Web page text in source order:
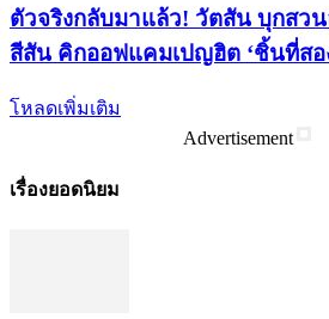
ตัวจริงกลับมาแล้ว! วัตสัน บุกสว
สีสัน คิกออฟแคมเปญฮิต ‘ชิ้นที่สอ
โหลดเพิ่มเติม
Advertisement
เรื่องยอดนิยม